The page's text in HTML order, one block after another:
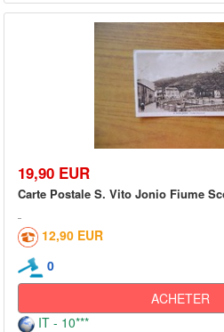
19,90 EUR
Carte Postale S. Vito Jonio Fiume
12,90 EUR
0
ACHETER
IT - 10***